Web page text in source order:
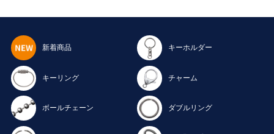
新着商品 キーホルダー
キーリング チャーム
ボールチェーン ダブルリング